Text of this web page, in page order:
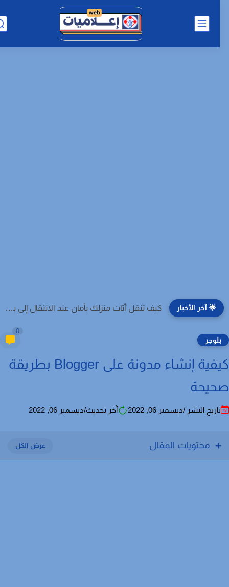
🌟 آخر الأخبار كيف تنقل أثاث منزلك بأمان عند الانتقال إلى بيت جديد؟
كيفية إنشاء مدونة على Blogger بطريقة
النشر /ديسمبر 06, 2022 آخر تحديث/ديسمبر 06, 2022
محتويات المقال